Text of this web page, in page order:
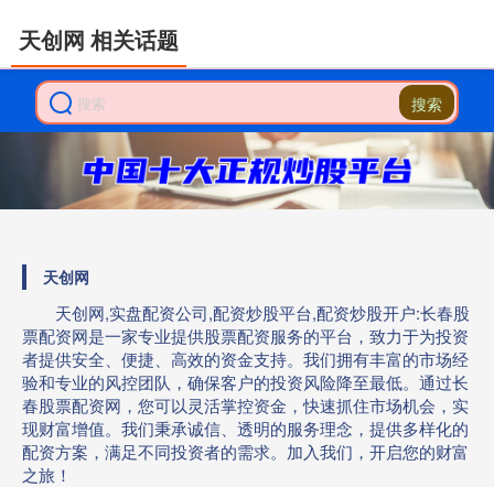
搜索
天创网
天创网,实盘配资公司,配资炒股平台,配资炒股开户:长春股
票配资网是一家专业提供股票配资服务的平台，致力于为投资
者提供安全、便捷、高效的资金支持。我们拥有丰富的市场经
验和专业的风控团队，确保客户的投资风险降至最低。通过长
春股票配资网，您可以灵活掌控资金，快速抓住市场机会，实
现财富增值。我们秉承诚信、透明的服务理念，提供多样化的
配资方案，满足不同投资者的需求。加入我们，开启您的财富
之旅！
天创网 相关话题